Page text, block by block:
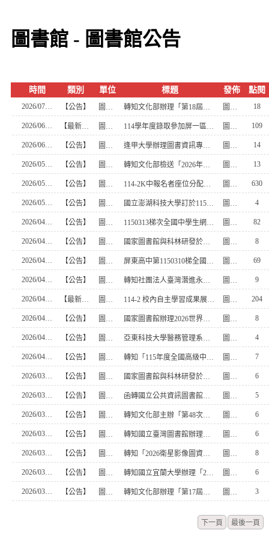
圖書館 - 圖書館公告
時間 類別 單位 標題 發佈 點閱
2026/07/15 【公告】 圖書館 轉知文化部辦理「第18屆文馨獎」案，受理徵件時間自即日起起至115年8月14日（星期五） 圖書館組員 18
2026/06/03 【最新消息】 圖書館 114學年度錄取參加屏一區自主學習簡報發表競賽名單 圖書館主任 109
2026/06/03 【公告】 圖書館 逢甲大學辦理圖書資訊專業學分班（第21期） 圖書館組員 14
2026/05/29 【公告】 圖書館 轉知文化部檢送「2026年臺灣國際兒童及青少年嘉年華學校及團體參訪暨偏鄉學生參觀書展補助計畫」 圖書館組員 13
2026/05/19 【公告】 圖書館 114-2K中報名者座位分配及行事曆1150519更新 圖書館主任 630
2026/05/18 【公告】 圖書館 國立澎湖科技大學訂於115年6月12日(五)辦理「智慧島嶼AI創新應用論壇2026」 圖書館組員 4
2026/04/27 【公告】 圖書館 1150313梯次全國中學生網站小論文寫作比賽得獎名單 圖書館組員 82
2026/04/27 【公告】 圖書館 國家圖書館與科林研發於本（115）年5月30日至7月25日期間，共同主辦2026年夏季閱讀系列講座 圖書館組員 8
2026/04/15 【公告】 圖書館 屏東高中第1150310梯全國中學生網站心得寫作比賽得獎名單 圖書館組員 69
2026/04/14 【公告】 圖書館 轉知社團法人臺灣潛進永續教育協會辦理辦理【2026 陪你完成永續專題小論文！】 圖書館組員 9
2026/04/13 【最新消息】 圖書館 114-2 校內自主學習成果展開始徵稿啦! 圖書館主任 204
2026/04/02 【公告】 圖書館 國家圖書館辦理2026世界閱讀日主題活動「我的經典繪本由我展演」行動故事盒創作活動 圖書館組員 8
2026/04/02 【公告】 圖書館 亞東科技大學醫務管理系訂於民國115年5月9日（星期六）舉辦「2026全國高級中等學校小論文海報發表競賽」 圖書館組員 4
2026/04/01 【公告】 圖書館 轉知「115年度全國高級中等學校績優圖書館及推動閱讀優秀教師評選實施計畫」 圖書館組員 7
2026/03/30 【公告】 圖書館 國家圖書館與科林研發於本(115)年4月11日共同主辦2026年春季閱讀系列講座 圖書館組員 6
2026/03/13 【公告】 圖書館 函轉國立公共資訊圖書館提供教育雲電子書服務平臺全新推出「AI找書」服務案 圖書館組員 5
2026/03/12 【公告】 圖書館 轉知文化部主辦「第48次中小學生讀物選介」活動報名訊息 圖書館組員 6
2026/03/12 【公告】 圖書館 轉知國立臺灣圖書館辦理「臺灣歷史現場踏查」南區場次相關訊息 圖書館組員 6
2026/03/09 【公告】 圖書館 轉知「2026衛星影像圖資應用小論文競賽辦法」乙份 圖書館組員 8
2026/03/09 【公告】 圖書館 轉知國立宜蘭大學辦理「2026人工智慧與現代管理理論與實務研討會」之「潛力新秀場次（Rising ScholarsSession）」論文發表活動 圖書館組員 6
2026/03/06 【公告】 圖書館 轉知文化部辦理「第17屆金漫獎」 圖書館組員 3
下一頁 最後一頁